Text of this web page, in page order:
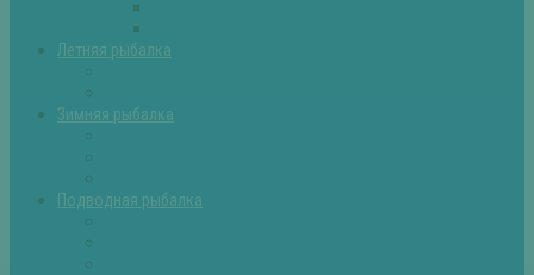
Летняя рыбалка
Зимняя рыбалка
Подводная рыбалка